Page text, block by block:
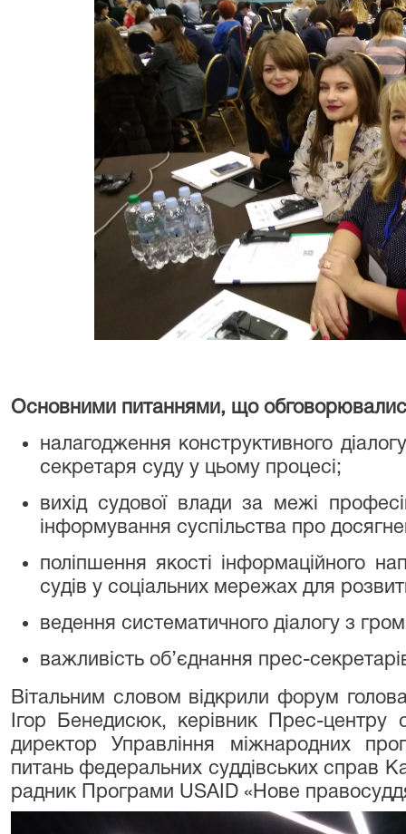
Основними питаннями, що
налагодження конструктивного
секретаря суду у цьому процесі;
вихід судової влади за межі
інформування суспільства про
поліпшення якості інформаційного
судів у соціальних мережах для
ведення систематичного діалогу з
важливість об’єднання прес-
Вітальним словом відкрили форум
Ігор Бенедисюк, керівник Прес-
директор Управління міжнародних
питань федеральних суддівських справ
радник Програми USAID «Нове